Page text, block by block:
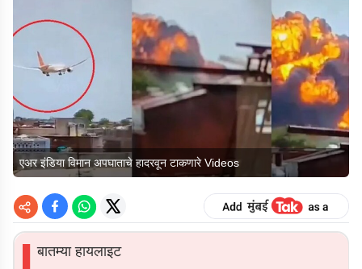
एअर इंडिया विमान अपघाताचे हादरवून टाकणारे Videos
▌बातम्या हायलाइट